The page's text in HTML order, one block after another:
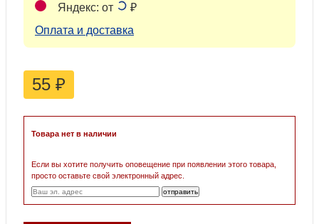
Яндекс: от
₽
Оплата и доставка
55 ₽
Товара нет в наличии
Если вы хотите получить оповещение при появлении этого товара,
просто оставьте свой электронный адрес.